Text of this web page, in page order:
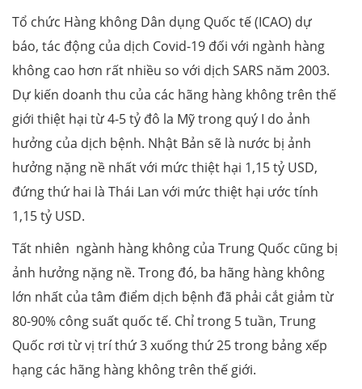
Tổ chức Hàng không Dân dụng Quốc tế (ICAO) dự
báo, tác động của dịch Covid-19 đối với ngành hàng
không cao hơn rất nhiều so với dịch SARS năm 2003.
Dự kiến doanh thu của các hãng hàng không trên thế
giới thiệt hại từ 4-5 tỷ đô la Mỹ trong quý I do ảnh
hưởng của dịch bệnh. Nhật Bản sẽ là nước bị ảnh
hưởng nặng nề nhất với mức thiệt hại 1,15 tỷ USD,
đứng thứ hai là Thái Lan với mức thiệt hại ước tính
1,15 tỷ USD.
Tất nhiên ngành hàng không của Trung Quốc cũng bị
ảnh hưởng nặng nề. Trong đó, ba hãng hàng không
lớn nhất của tâm điểm dịch bệnh đã phải cắt giảm từ
80-90% công suất quốc tế. Chỉ trong 5 tuần, Trung
Quốc rơi từ vị trí thứ 3 xuống thứ 25 trong bảng xếp
hạng các hãng hàng không trên thế giới.